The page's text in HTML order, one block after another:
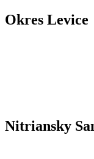
Okres Levice
Nitriansky